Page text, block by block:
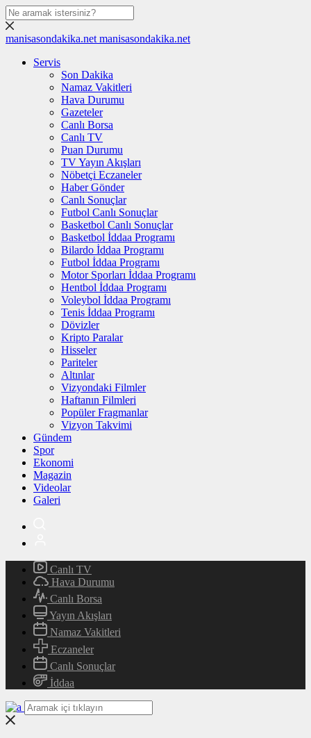
manisasondakika.net manisasondakika.net
Servis
Son Dakika
Namaz Vakitleri
Hava Durumu
Gazeteler
Canlı Borsa
Canlı TV
Puan Durumu
TV Yayın Akışları
Nöbetçi Eczaneler
Haber Gönder
Canlı Sonuçlar
Futbol Canlı Sonuçlar
Basketbol Canlı Sonuçlar
Basketbol İddaa Programı
Bilardo İddaa Programı
Futbol İddaa Programı
Motor Sporları İddaa Programı
Hentbol İddaa Programı
Voleybol İddaa Programı
Tenis İddaa Programı
Dövizler
Kripto Paralar
Hisseler
Pariteler
Altınlar
Vizyondaki Filmler
Haftanın Filmleri
Popüler Fragmanlar
Vizyon Takvimi
Gündem
Spor
Ekonomi
Magazin
Videolar
Galeri
Canlı TV
Hava Durumu
Canlı Borsa
Yayın Akışları
Namaz Vakitleri
Eczaneler
Canlı Sonuçlar
İddaa